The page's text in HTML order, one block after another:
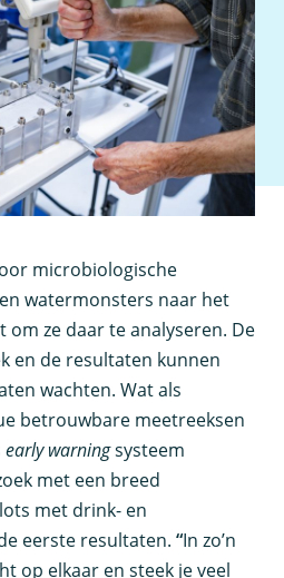
microbiologische
watermonsters naar het
ze daar te analyseren. De
en de resultaten kunnen
wachten. Wat als
betrouwbare meetreeksen
early warningsysteem
met een breed
met drink- en
eerste resultaten. “In zo’n
op elkaar en steek je veel